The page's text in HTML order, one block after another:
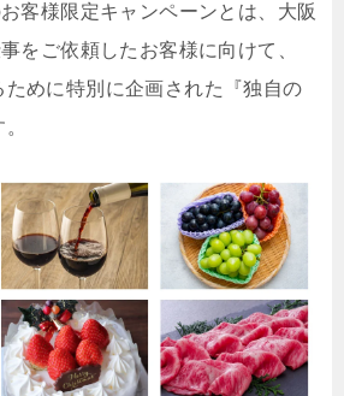
客様限定キャンペーンとは、大阪
をご依頼したお客様に向けて、
ために特別に企画された『独自の